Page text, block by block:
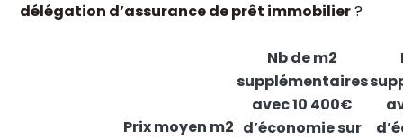
délégation d’assurance de prêt immobilier?
Prix moyen m2
Nb de m2
supplémentaires
avec 10 400€
d’économie sur